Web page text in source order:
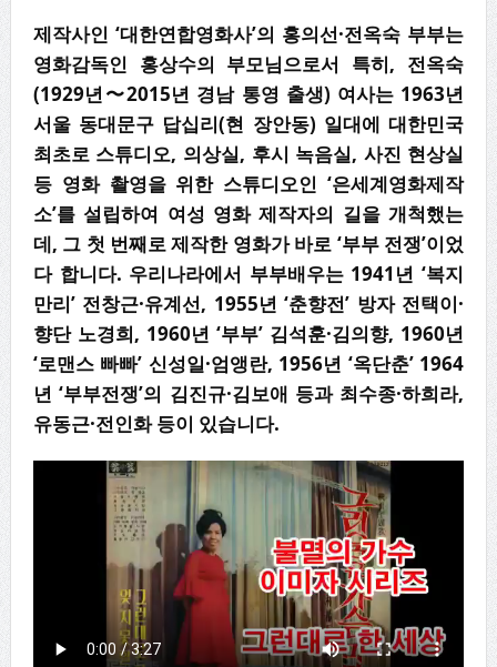
제작사인 ‘대한연합영화사’의 홍의선·전옥숙 부부는
영화감독인 홍상수의 부모님으로서 특히, 전옥숙
(1929년 〜2015년 경남 통영 출생) 여사는 1963년
서울 동대문구 답십리(현 장안동) 일대에 대한민국
최초로 스튜디오, 의상실, 후시 녹음실, 사진 현상실
등 영화 촬영을 위한 스튜디오인‘은세계영화제작
소’를 설립하여 여성 영화 제작자의 길을 개척했는
데, 그 첫 번째로 제작한 영화가 바로 ‘부부 전쟁’이었
다 합니다. 우리나라에서 부부배우는 1941 년‘복지
만리’ 전창근·유계선, 1955년‘춘향전’ 방자 전택이·
향단 노경희, 1960년 ‘부부’ 김석훈·김의향, 1960년
‘로맨스 빠빠’ 신성일·엄앵란, 1956년 ‘옥단춘’ 1964
년‘부부전쟁’의 김진규·김보애 등과 최수종·하희라,
유동근·전인화 등이 있습니다.